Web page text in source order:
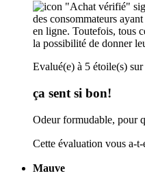
"Achat vérifié"
des consommateurs
en ligne. Toutefois, tous
la possibilité de donner
Evalué(e) à 5 étoile(s) sur
ça sent si bon!
Odeur formudable, pour
Cette évaluation vous a-
Mauve